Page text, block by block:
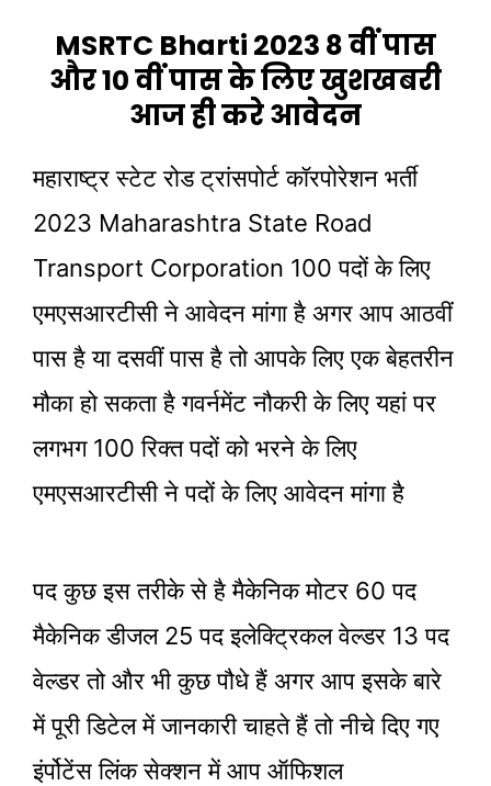
MSRTC Bharti 2023 8 वीं पास
और 10 वीं पास के लिए खुशखबरी
आज ही करे आवेदन
महाराष्ट्र स्टेट रोड ट्रांसपोर्ट कॉरपोरेशन भर्ती
2023 Maharashtra State Road
Transport Corporation 100 पदों के लिए
एमएसआरटीसी ने आवेदन मांगा है अगर आप आठवीं
पास है या दसवीं पास है तो आपके लिए एक बेहतरीन
मौका हो सकता है गवर्नमेंट नौकरी के लिए यहां पर
लगभग 100 रिक्त पदों को भरने के लिए
एमएसआरटीसी ने पदों के लिए आवेदन मांगा है
पद कुछ इस तरीके से है मैकेनिक मोटर 60 पद
मैकेनिक डीजल 25 पद इलेक्ट्रिकल वेल्डर 13 पद
वेल्डर तो और भी कुछ पौधे हैं अगर आप इसके बारे
में पूरी डिटेल में जानकारी चाहते हैं तो नीचे दिए गए
इंर्पोटेंस लिंक सेक्शन में आप ऑफिशल